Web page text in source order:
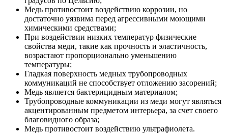
Медь противостоит воздействию коррозии, но
достаточно уязвима перед агрессивными моющими
химическими средствами;
При воздействии низких температур физические
свойства меди, такие как прочность и эластичность,
возрастают пропорционально уменьшению
температуры;
Гладкая поверхность медных трубопроводных
коммуникаций не способствует отложению засорений;
Медь является бактерицидным материалом;
Трубопроводные коммуникации из меди могут являться
акцентированным предметом интерьера, за счет своего
благовидного образа;
Медь противостоит воздействию ультрафиолета.